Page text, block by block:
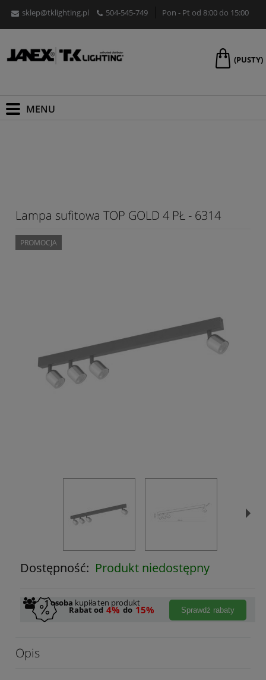
sklep@tklighting.pl 504-545-749 Pon - Pt od 8:00 do 15:00
(PUSTY)
Lampa sufitowa TOP GOLD 4 PŁ - 6314
PROMOCJA
Dostępność: Produkt niedostępny
1osoba kupiłaten produkt
Rabat od 4% do 15% Sprawdź rabaty
Opis